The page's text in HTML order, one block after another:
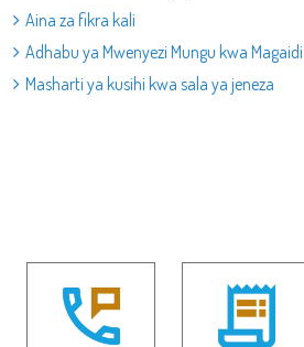
Aina za fikra kali
Adhabu ya Mwenyezi Mungu kwa Magaidi
Masharti ya kusihi kwa sala ya jeneza